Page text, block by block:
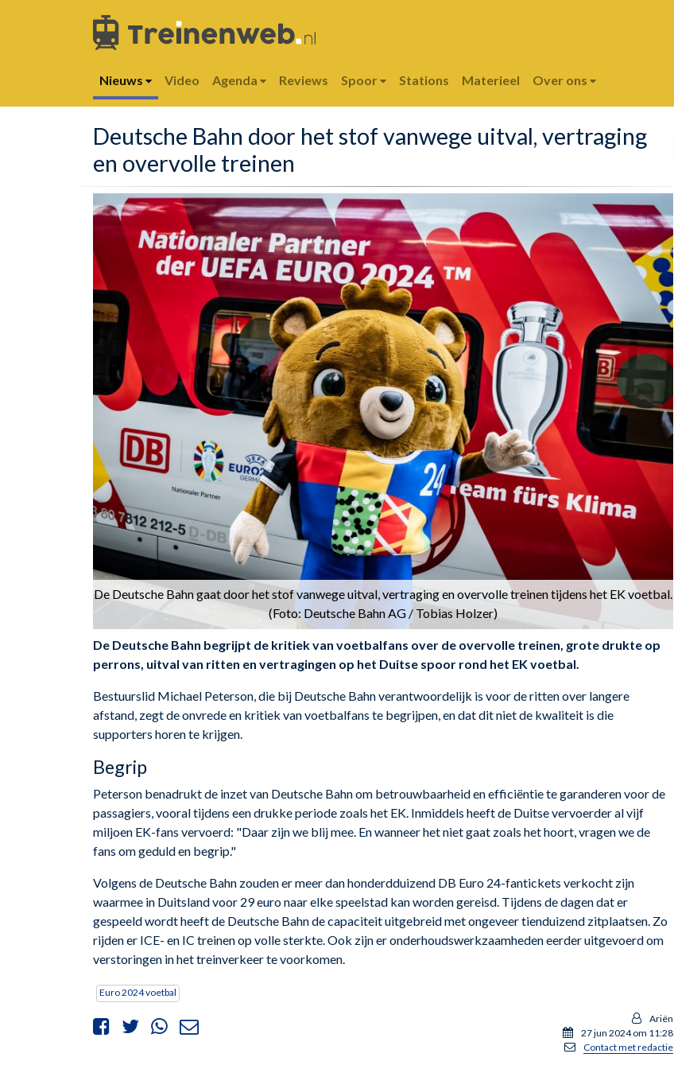
Nieuws Video Agenda Reviews Spoor Stations Materieel Over ons
Deutsche Bahn door het stof vanwege uitval, vertraging
en overvolle treinen
De Deutsche Bahn gaat door het stof vanwege uitval, vertraging en overvolle treinen tijdens het EK voetbal.
(Foto: Deutsche Bahn AG / Tobias Holzer)
De Deutsche Bahn begrijpt de kritiek van voetbalfans over de overvolle treinen, grote drukte op
perrons, uitval van ritten en vertragingen op het Duitse spoor rond het EK voetbal.
Bestuurslid Michael Peterson, die bij Deutsche Bahn verantwoordelijk is voor de ritten over langere
afstand, zegt de onvrede en kritiek van voetbalfans te begrijpen, en dat dit niet de kwaliteit is die
supporters horen te krijgen.
Begrip
Peterson benadrukt de inzet van Deutsche Bahn om betrouwbaarheid en efficiëntie te garanderen voor de
passagiers, vooral tijdens een drukke periode zoals het EK. Inmiddels heeft de Duitse vervoerder al vijf
miljoen EK-fans vervoerd: "Daar zijn we blij mee. En wanneer het niet gaat zoals het hoort, vragen we de
fans om geduld en begrip."
Volgens de Deutsche Bahn zouden er meer dan honderdduizend DB Euro 24-fantickets verkocht zijn
waarmee in Duitsland voor 29 euro naar elke speelstad kan worden gereisd. Tijdens de dagen dat er
gespeeld wordt heeft de Deutsche Bahn de capaciteit uitgebreid met ongeveer tienduizend zitplaatsen. Zo
rijden er ICE- en IC treinen op volle sterkte. Ook zijn er onderhoudswerkzaamheden eerder uitgevoerd om
verstoringen in het treinverkeer te voorkomen.
Euro 2024 voetbal
Ariën
27 jun 2024 om 11:28
Contact met redactie